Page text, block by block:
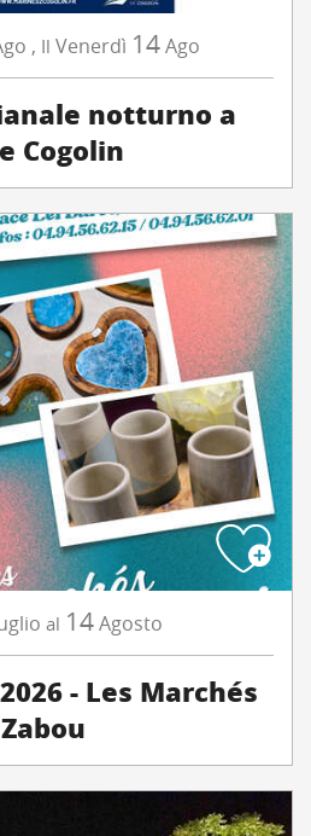
, Il Venerdì 14Ago
notturno a
Cogolin
al 14 Agosto
- Les Marchés